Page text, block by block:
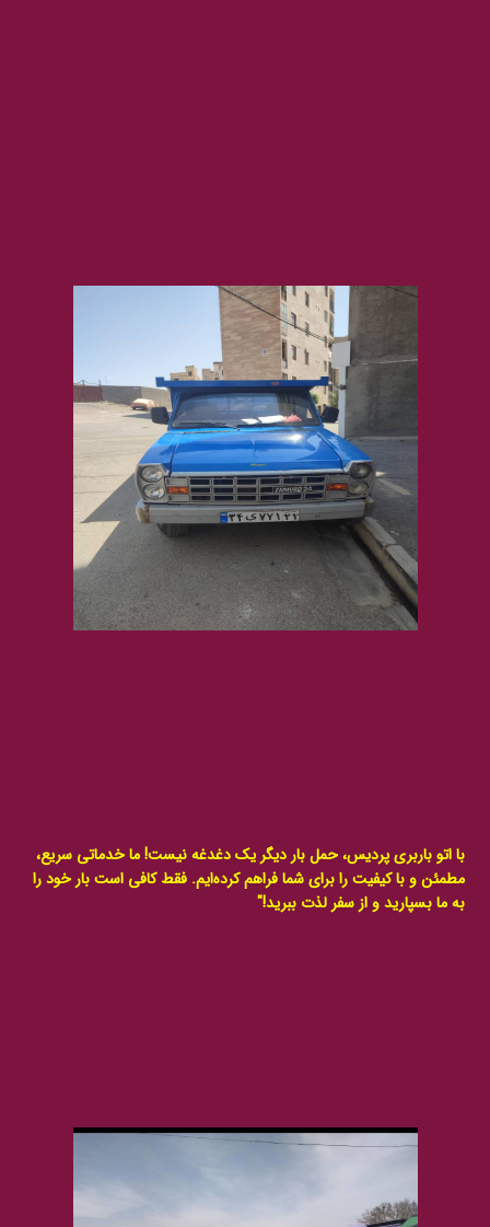
با اتو باربری پردیس، حمل بار دیگر یک دغدغه نیست! ما خدماتی سریع،
مطمئن و با کیفیت را برای شما فراهم کرده‌ایم. فقط کافی است بار خود را
به ما بسپارید و از سفر لذت ببرید!"